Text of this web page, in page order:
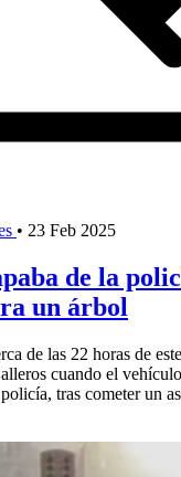
• 23 Feb 2025
de la
un árbol
de las 22 horas de
cuando el
tras cometer un